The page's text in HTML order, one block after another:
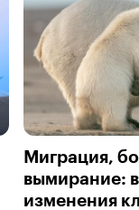
Миграция,
вымирание:
изменения